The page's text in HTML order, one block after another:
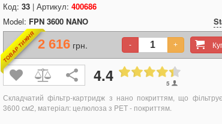
Код: 33 | Артикул: 400686
Model: FPN 3600 NANO
ТОВАР ТИЖНЯ2 616 грн. - +
4.4 5
Складчатий фільтр-картридж з нано покриттям, що
3600 см2, матеріал: целюлоза з PET - покриттям.